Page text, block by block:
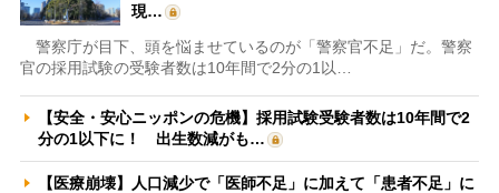
現…
警察庁が目下、頭を悩ませているのが「警察官不足」だ。警察
官の採用試験の受験者数は10年間で2分の1以…
【安全・安心ニッポンの危機】採用試験受験者数は10年間で2
分の1以下に！ 出生数減がも…
【医療崩壊】人口減少で「医師不足」に加えて「患者不足」に